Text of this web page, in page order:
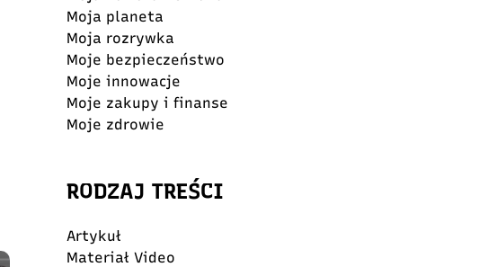
Moja planeta
Moja rozrywka
Moje bezpieczeństwo
Moje innowacje
Moje zakupy i finanse
Moje zdrowie
RODZAJ TREŚCI
Artykuł
Materiał Video